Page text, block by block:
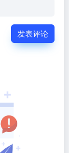
发表评论